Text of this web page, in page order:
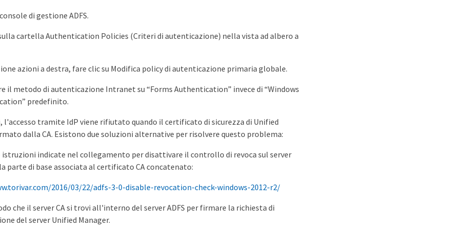
di gestione ADFS.
cartella Authentication Policies (Criteri di autenticazione) nella vista ad albero a
azioni a destra, fare clic su Modifica policy di autenticazione primaria globale.
il metodo di autenticazione Intranet su “Forms Authentication” invece di “Windows
predefinito.
l'accesso tramite IdP viene rifiutato quando il certificato di sicurezza di Unified
dalla CA. Esistono due soluzioni alternative per risolvere questo problema:
istruzioni indicate nel collegamento per disattivare il controllo di revoca sul server
parte di base associata al certificato CA concatenato:
2016/03/22/adfs-3-0-disable-revocation-check-windows-2012-r2/
che il server CA si trovi all'interno del server ADFS per firmare la richiesta di
del server Unified Manager.